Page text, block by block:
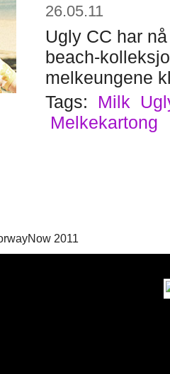
26.05.11
Ugly CC har
beach-
melkeungene
Tags:
Milk
Melkekartong
2011